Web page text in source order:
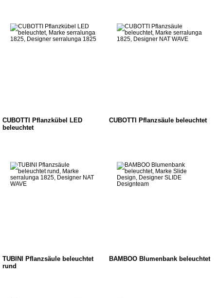
CUBOTTI Pflanzkübel LED
beleuchtet
CUBOTTI Pflanzsäule beleuchtet
TUBINI Pflanzsäule beleuchtet
rund
BAMBOO Blumenbank beleuchtet